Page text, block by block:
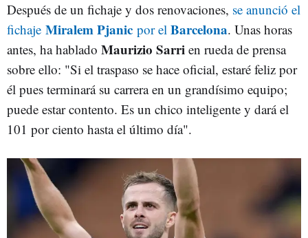
Después de un fichaje y dos renovaciones, se anunció el
fichaje Miralem Pjanic por el Barcelona. Unas horas
antes, ha hablado Maurizio Sarri en rueda de prensa
sobre ello: "Si el traspaso se hace oficial, estaré feliz por
él pues terminará su carrera en un grandísimo equipo;
puede estar contento. Es un chico inteligente y dará el
101 por ciento hasta el último día".